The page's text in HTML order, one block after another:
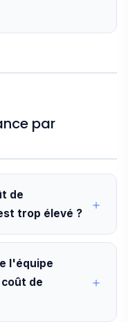
par
de
trop élevé ?
l'équipe
de